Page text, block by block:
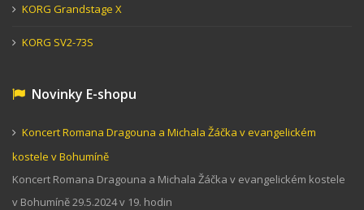
KORG Grandstage X
KORG SV2-73S
Novinky E-shopu
Koncert Romana Dragouna a Michala Žáčka v evangelickém
kostele v Bohumíně
Koncert Romana Dragouna a Michala Žáčka v evangelickém kostele
v Bohumíně 29.5.2024 v 19. hodin